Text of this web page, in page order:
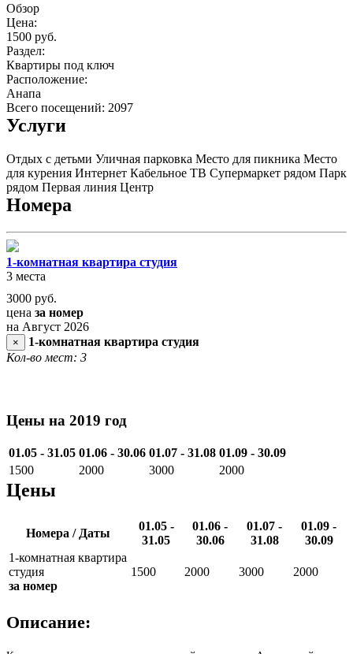
Обзор
Цена:
1500 руб.
Раздел:
Квартиры под ключ
Расположение:
Анапа
Всего посещений: 2097
Услуги
Отдых с детьми Уличная парковка Место для пикника Место
для курения Интернет Кабельное ТВ Супермаркет рядом Парк
рядом Первая линия Центр
Номера
1-комнатная квартира студия
3 места
3000 руб.
цена за номер
на Август 2026
×
1-комнатная квартира студия
Кол-во мест: 3
Цены на 2019 год
01.05 - 31.05 01.06 - 30.06 01.07 - 31.08 01.09 - 30.09
1500
2000 3000 2000
Цены
Номера / Даты
01.05 -
31.05
01.06 -
30.06
01.07 -
31.08
01.09 -
30.09
1-комнатная квартира
студия
за номер
1500 2000 3000 2000
Описание: